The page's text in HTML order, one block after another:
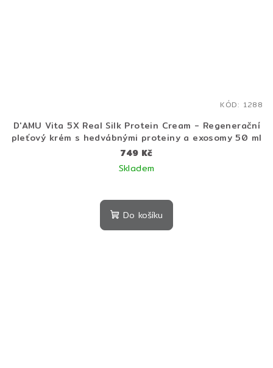
D'AMU Vita 5X Real Silk Protein Cream - Regenerační
pleťový krém s hedvábnými proteiny a exosomy 50 ml
749 Kč
Skladem
Do košíku
KÓD: 1288